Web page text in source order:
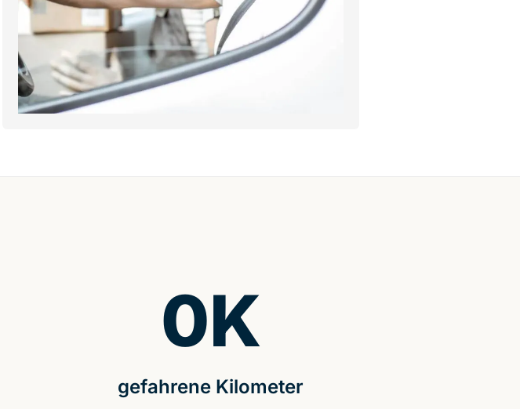
gefahrene Kilometer
0K